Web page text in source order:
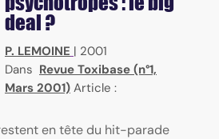
deal ?
P. LEMOINE | 2001
Dans Revue Toxibase (n°1,
Mars 2001) Article :
en tête du hit-parade